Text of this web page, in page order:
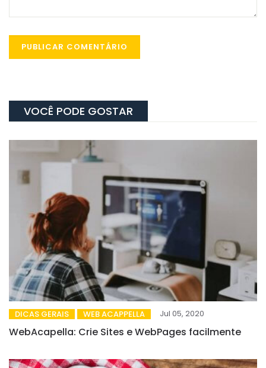
VOCÊ PODE GOSTAR
DICAS GERAIS WEB ACAPPELLA Jul 05, 2020
WebAcapella: Crie Sites e WebPages facilmente